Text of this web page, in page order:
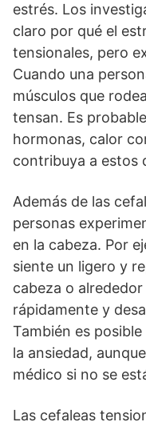
estrés. Los
claro por qué el
tensionales, pero
Cuando una
músculos que
tensan. Es
hormonas, calor
contribuya a estos
Además de las
personas
en la cabeza. Por
siente un ligero y
cabeza o
rápidamente y
También es
la ansiedad,
médico si no se
Las cefaleas